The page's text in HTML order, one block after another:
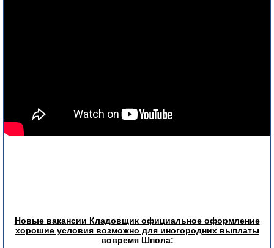
Новые вакансии Кладовщик официальное оформление
хорошие условия возможно для иногородних выплаты
вовремя Шпола: